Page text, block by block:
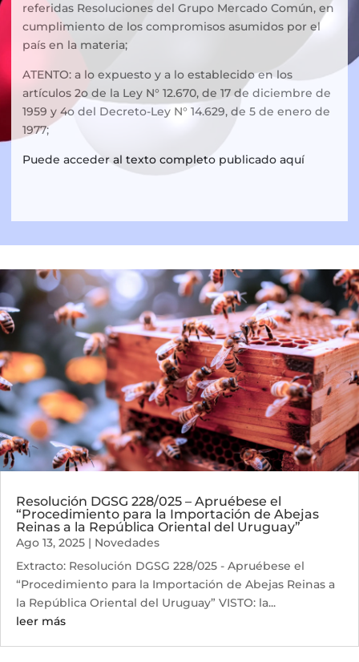
referidas Resoluciones del Grupo Mercado Común, en
cumplimiento de los compromisos asumidos por el
país en la materia;
ATENTO: a lo expuesto y a lo establecido en los
artículos 2o de la Ley N° 12.670, de 17 de diciembre de
1959 y 4o del Decreto-Ley N° 14.629, de 5 de enero de
1977;
Puede acceder al texto completo publicado aquí
Resolución DGSG 228/025 – Apruébese el
“Procedimiento para la Importación de Abejas
Reinas a la República Oriental del Uruguay”
Ago 13, 2025 | Novedades
Extracto: Resolución DGSG 228/025 - Apruébese el
“Procedimiento para la Importación de Abejas Reinas a
la República Oriental del Uruguay” VISTO: la...
leer más